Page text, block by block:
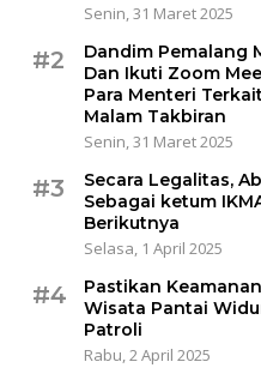
Senin, 31 Maret 2025
#2
Dandim Pemalang
Dan Ikuti Zoom
Para Menteri
Malam Takbiran
Senin, 31 Maret 2025
#3
Secara Legalitas,
Sebagai ketum
Berikutnya
Selasa, 1 April 2025
#4
Pastikan
Wisata Pantai
Patroli
Rabu, 2 April 2025